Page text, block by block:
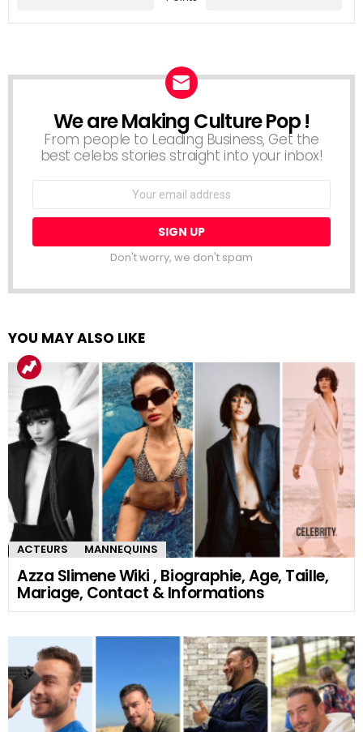
NEWSLETTER
We are Making Culture Pop !
From people to Leading Business, Get the
best celebs stories straight into your inbox!
Email
Don't worry, we don't spam
YOU MAY ALSO LIKE
ACTEURS MANNEQUINS
Azza Slimene Wiki , Biographie, Age, Taille,
Mariage, Contact & Informations